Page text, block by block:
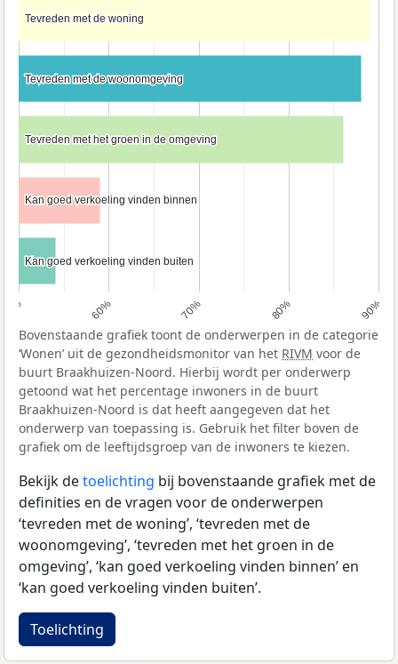
50% 60% 70% 80% 90%
Tevreden met de woning
Tevreden met de woning
Tevreden met de woonomgeving
Tevreden met de woonomgeving
Tevreden met het groen in de omgeving
Tevreden met het groen in de omgeving
Kan goed verkoeling vinden binnen
Kan goed verkoeling vinden binnen
Kan goed verkoeling vinden buiten
Kan goed verkoeling vinden buiten
Bovenstaande grafiek toont de onderwerpen in de categorie
‘Wonen’ uit de gezondheidsmonitor van het RIVM voor de
buurt Braakhuizen-Noord. Hierbij wordt per onderwerp
getoond wat het percentage inwoners in de buurt
Braakhuizen-Noord is dat heeft aangegeven dat het
onderwerp van toepassing is. Gebruik het filter boven de
grafiek om de leeftijdsgroep van de inwoners te kiezen.
Bekijk detoelichting bij bovenstaande grafiek met de
definities en de vragen voor de onderwerpen
‘tevreden met de woning’, ‘tevreden met de
woonomgeving’, ‘tevreden met het groen in de
omgeving’, ‘kan goed verkoeling vinden binnen’ en
‘kan goed verkoeling vinden buiten’.
Toelichting